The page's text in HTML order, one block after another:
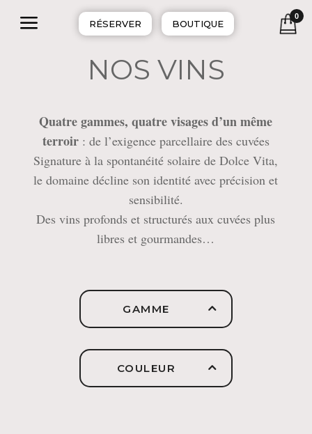
a RÉSERVER BOUTIQUE
0
NOS VINS
Quatre gammes, quatre visages d’un même
terroir: de l’exigence parcellaire des cuvées
Signature à la spontanéité solaire de Dolce Vita,
le domaine décline son identité avec précision et
sensibilité.
Des vins profonds et structurés aux cuvées plus
libres et gourmandes…
GAMME
COULEUR